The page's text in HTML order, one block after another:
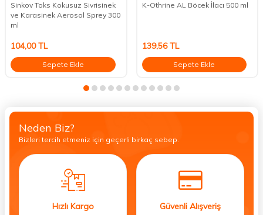
Sinkov Toks Kokusuz Sivrisinek
ve Karasinek Aerosol Sprey 300
ml
104,00TL
Sepete Ekle
K-Othrine AL Böcek İlacı 500 ml
139,56TL
Sepete Ekle
Neden Biz?
Bizleri tercih etmeniz için geçerli birkaç sebep.
Hızlı Kargo Güvenli Alışveriş